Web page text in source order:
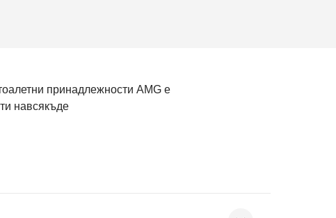
принадлежности AMG е
навсякъде